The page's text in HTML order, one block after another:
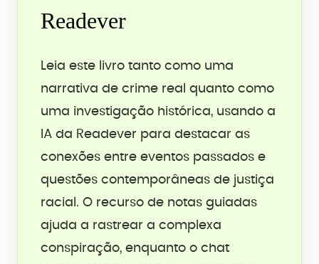
Readever
Leia este livro tanto como uma
narrativa de crime real quanto como
uma investigação histórica, usando a
IA da Readever para destacar as
conexões entre eventos passados e
questões contemporâneas de justiça
racial. O recurso de notas guiadas
ajuda a rastrear a complexa
conspiração, enquanto o chat